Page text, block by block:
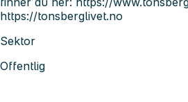
https://tonsberglivet.no
Sektor
Offentlig